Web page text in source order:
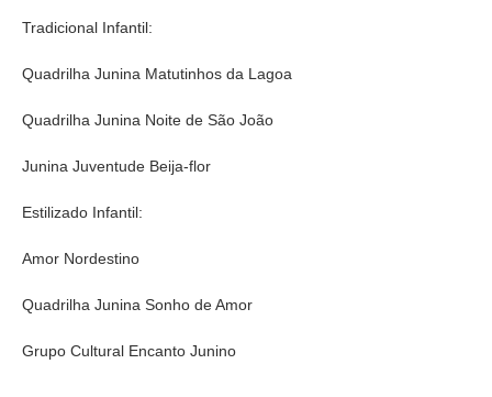
Tradicional Infantil:
Quadrilha Junina Matutinhos da Lagoa
Quadrilha Junina Noite de São João
Junina Juventude Beija-flor
Estilizado Infantil:
Amor Nordestino
Quadrilha Junina Sonho de Amor
Grupo Cultural Encanto Junino